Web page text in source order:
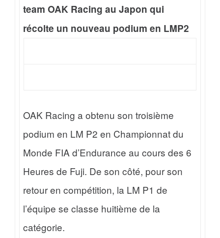
team OAK Racing au Japon qui
récolte un nouveau podium en LMP2
OAK Racing a obtenu son troisième
podium en LM P2 en Championnat du
Monde FIA d’Endurance au cours des 6
Heures de Fuji. De son côté, pour son
retour en compétition, la LM P1 de
l’équipe se classe huitième de la
catégorie.